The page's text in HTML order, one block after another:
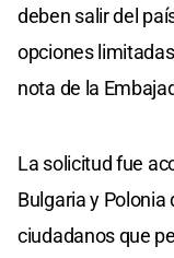
deben salir del
opciones
nota de la
La solicitud fue
Bulgaria y
ciudadanos que